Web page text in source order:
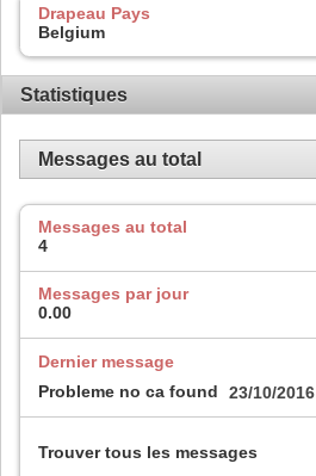
Drapeau Pays
Belgium
Statistiques
Messages au total
Messages au total
4
Messages par jour
0.00
Dernier message
Probleme no ca found
23/10/2016
Trouver tous les messages